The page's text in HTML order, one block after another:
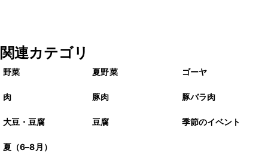
関連カテゴリ
野菜 夏野菜 ゴーヤ
肉 豚肉 豚バラ肉
大豆・豆腐 豆腐 季節のイベント
夏（6–8月）